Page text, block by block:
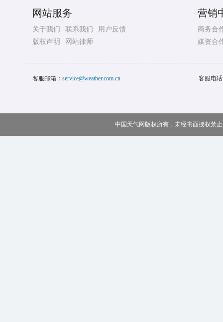
网站服务
关于我们 联系我们
用户反馈
版权声明
网站律师
营销
商务合
媒资合
客服邮箱： service@weather.com.cn 客服电
中国天气网版权所有，未经书面授权